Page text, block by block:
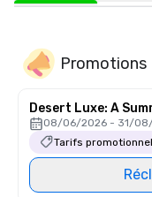
Promotions
Desert Luxe: A
08/06/2026 - 31/
Tarifs